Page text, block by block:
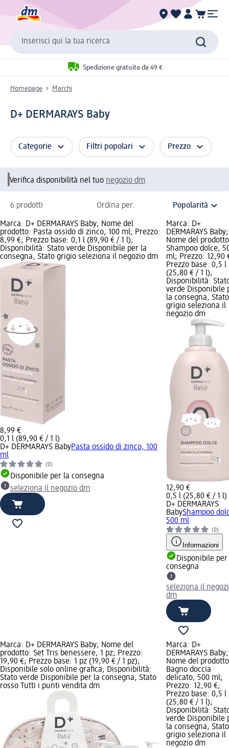
Inserisci qui la tua ricerca
Spedizione gratuita da 49 €
Homepage Marchi
D+ DERMARAYS Baby
Categorie Filtri popolari Prezzo
Verifica disponibilità nel tuo negozio dm
6 prodotti Ordina per:
Marca: D+ DERMARAYS Baby; Nome del
prodotto: Pasta ossido di zinco, 100 ml; Prezzo:
8,99 €; Prezzo base: 0,1 l (89,90 € / 1 l);
Disponibilità: Stato verde Disponibile per la
consegna, Stato grigio seleziona il negozio dm
8,99 €
0,1 l (89,90 € / 1 l)
D+ DERMARAYS BabyPasta ossido di zinco, 100
ml
(0)
Disponibile per la consegna
seleziona il negozio dm
Marca: D+
DERMARAYS Baby;
Nome del
Shampoo dolce,
ml; Prezzo: 12,90
Prezzo base: 0,5 l
(25,80 € / 1 l);
Disponibilità:
verde Disponibile
la consegna, Stato
grigio seleziona il
negozio dm
12,90 €
0,5 l (25,80 € / 1 l)
D+ DERMARAYS
BabyShampoo
500 ml
(0)
Informazioni
Disponibile per
consegna
seleziona il
dm
Marca: D+ DERMARAYS Baby; Nome del
prodotto: Set Tris benessere, 1 pz; Prezzo:
19,90 €; Prezzo base: 1 pz (19,90 € / 1 pz);
Disponibile solo online grafica; Disponibilità:
Stato verde Disponibile per la consegna, Stato
rosso Tutti i punti vendita dm
Marca: D+
DERMARAYS Baby;
Nome del
Bagno doccia
delicato, 500 ml;
Prezzo: 12,90 €;
Prezzo base: 0,5 l
(25,80 € / 1 l);
Disponibilità:
verde Disponibile
la consegna, Stato
grigio seleziona il
negozio dm